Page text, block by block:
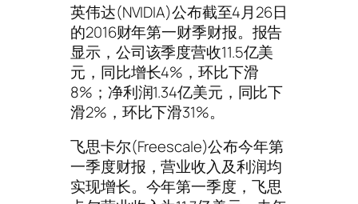
英伟达(NVIDIA)公布截至4月26日
的2016财年第一财季财报。报告
显示，公司该季度营收11.5亿美
元，同比增长4%，环比下滑
8%；净利润1.34亿美元，同比下
滑2%，环比下滑31%。
飞思卡尔(Freescale)公布今年第
一季度财报，营业收入及利润均
实现增长。今年第一季度，飞思